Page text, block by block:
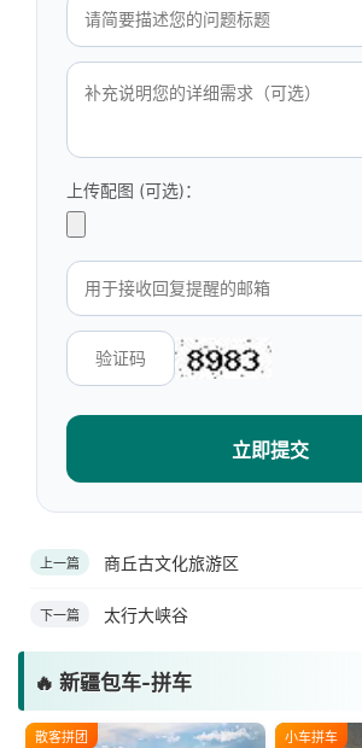
上传配图 (可选)：
立即提交
上一篇 商丘古文化旅游区
下一篇 太行大峡谷
🔥 新疆包车-拼车
散客拼团 小车拼车